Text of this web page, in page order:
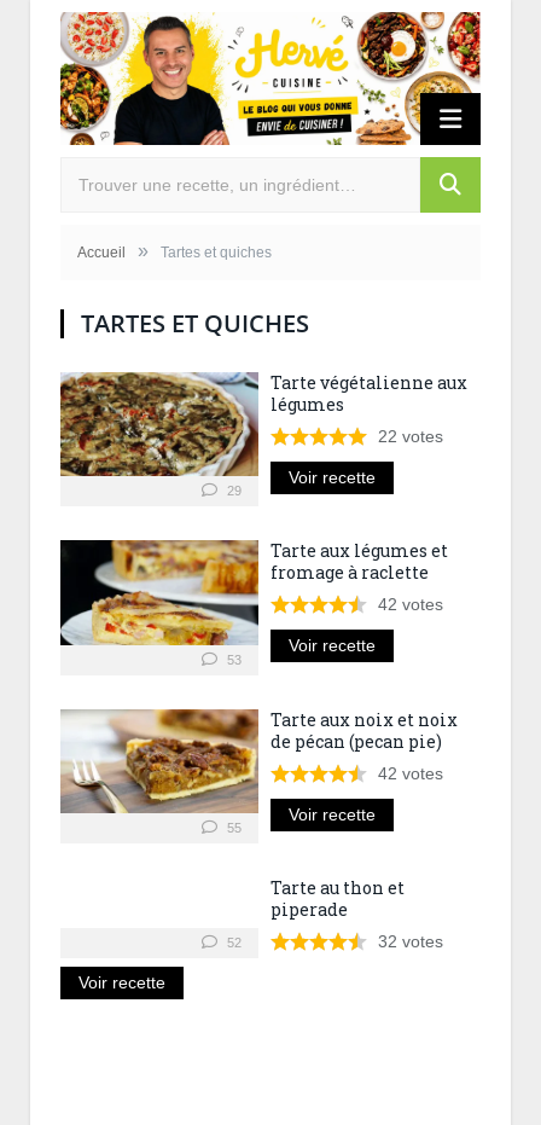
Accueil » Tartes et quiches
TARTES ET QUICHES
29
Tarte végétalienne aux
légumes
22 votes
Voir recette
53
Tarte aux légumes et
fromage à raclette
42 votes
Voir recette
55
Tarte aux noix et noix
de pécan (pecan pie)
42 votes
Voir recette
52
Tarte au thon et
piperade
32 votes
Voir recette